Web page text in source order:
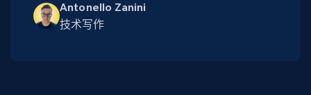
Antonello Zanini
技术写作